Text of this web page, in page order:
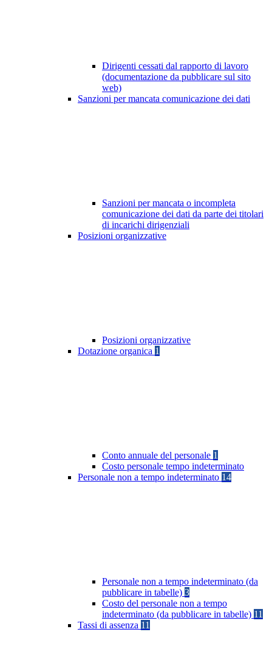
Dirigenti cessati dal rapporto di lavoro
(documentazione da pubblicare sul sito
web)
Sanzioni per mancata comunicazione dei dati
Sanzioni per mancata o incompleta
comunicazione dei dati da parte dei titolari
di incarichi dirigenziali
Posizioni organizzative
Posizioni organizzative
Dotazione organica 1
Conto annuale del personale 1
Costo personale tempo indeterminato
Personale non a tempo indeterminato 14
Personale non a tempo indeterminato (da
pubblicare in tabelle) 3
Costo del personale non a tempo
indeterminato (da pubblicare in tabelle) 11
Tassi di assenza 11